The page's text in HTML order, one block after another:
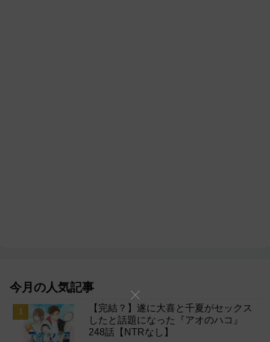
今月の人気記事
【完結？】遂に大喜と千夏がセックス
したと話題になった『アオのハコ』
248話【NTRなし】